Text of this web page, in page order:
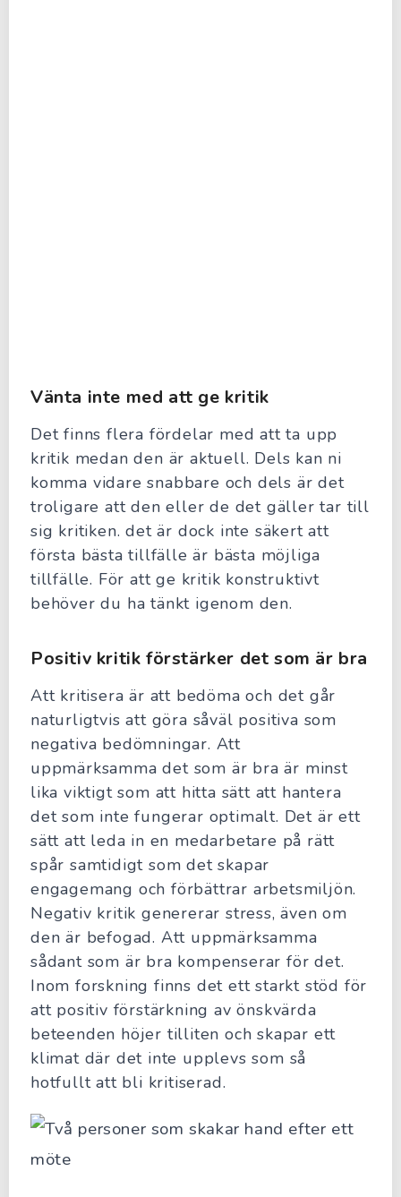
Vänta inte med att ge kritik
Det finns flera fördelar med att ta upp
kritik medan den är aktuell. Dels kan ni
komma vidare snabbare och dels är det
troligare att den eller de det gäller tar till
sig kritiken. det är dock inte säkert att
första bästa tillfälle är bästa möjliga
tillfälle. För att ge kritik konstruktivt
behöver du ha tänkt igenom den.
Positiv kritik förstärker det som är bra
Att kritisera är att bedöma och det går
naturligtvis att göra såväl positiva som
negativa bedömningar. Att
uppmärksamma det som är bra är minst
lika viktigt som att hitta sätt att hantera
det som inte fungerar optimalt. Det är ett
sätt att leda in en medarbetare på rätt
spår samtidigt som det skapar
engagemang och förbättrar arbetsmiljön.
Negativ kritik genererar stress, även om
den är befogad. Att uppmärksamma
sådant som är bra kompenserar för det.
Inom forskning finns det ett starkt stöd för
att positiv förstärkning av önskvärda
beteenden höjer tilliten och skapar ett
klimat där det inte upplevs som så
hotfullt att bli kritiserad.